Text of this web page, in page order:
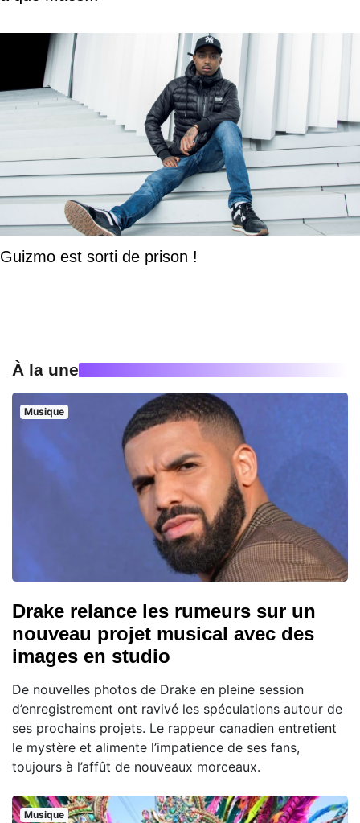
Guizmo est sorti de prison !
À la une
Musique
Drake relance les rumeurs sur un
nouveau projet musical avec des
images en studio
De nouvelles photos de Drake en pleine session
d’enregistrement ont ravivé les spéculations autour de
ses prochains projets. Le rappeur canadien entretient
le mystère et alimente l’impatience de ses fans,
toujours à l’affût de nouveaux morceaux.
Musique